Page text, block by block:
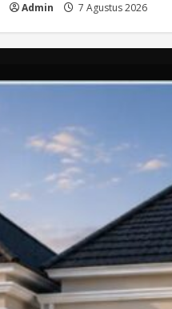
Admin 7 Agustus 2026